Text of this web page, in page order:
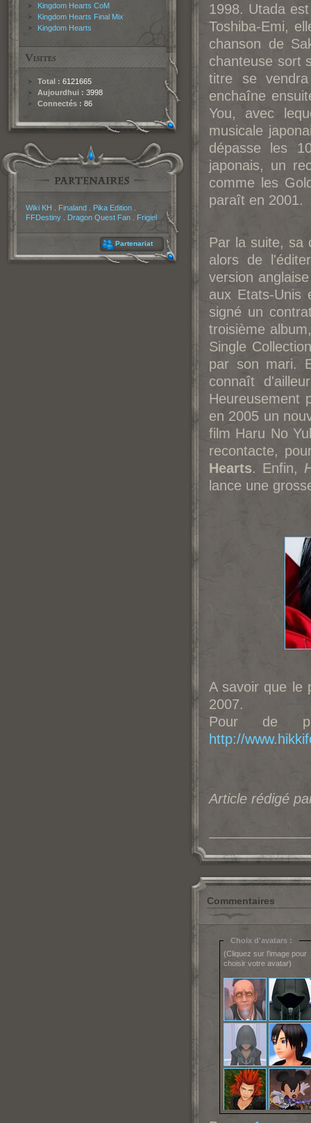
Kingdom Hearts CoM
Kingdom Hearts Final Mix
Kingdom Hearts
Total : 6121665
Aujourdhui : 3998
Connectés : 86
Wiki KH Finaland Pika Edition
FFDestiny
Dragon Quest Fan Frigiel
Partenariat
1998. Utada
Toshiba-Emi,
chanson de
chanteuse sort
titre se
enchaîne
You, avec
musicale
dépasse les
japonais, un
comme les
paraît en 2001.
Par la suite, sa
alors de
version
aux Etats-Unis
signé un
troisième
Single
par son mari.
connaît
Heureusement
en 2005 un
film Haru No
recontacte,
Hearts. Enfin,
lance une
A savoir que le
2007.
Pour de
http://
Article rédigé
Commentaires
Choix d'avatars :
(Cliquez sur l'image pour
choisir votre avatar)